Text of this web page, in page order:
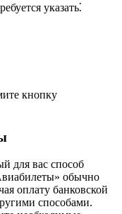
указать⁚
кнопку
для вас способ
обычно
оплату банковской
способами.